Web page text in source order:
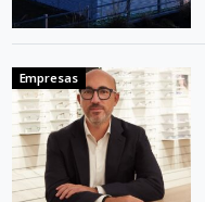
Empresas